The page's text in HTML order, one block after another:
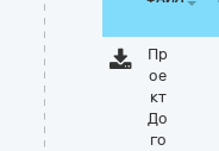
Пр
ое
кт
До
го